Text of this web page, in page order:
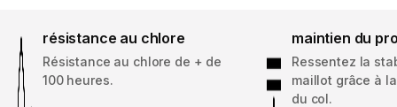
résistance au chlore
Résistance au chlore de + de
100 heures.
maintien du
Ressentez la
maillot grâce à
du col.